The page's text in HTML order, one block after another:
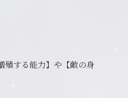
殖する能力】や【敵の身